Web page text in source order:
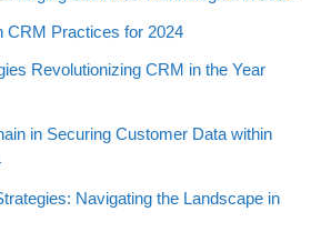
CRM Practices for 2024
Revolutionizing CRM in the Year
in Securing Customer Data within
Navigating the Landscape in